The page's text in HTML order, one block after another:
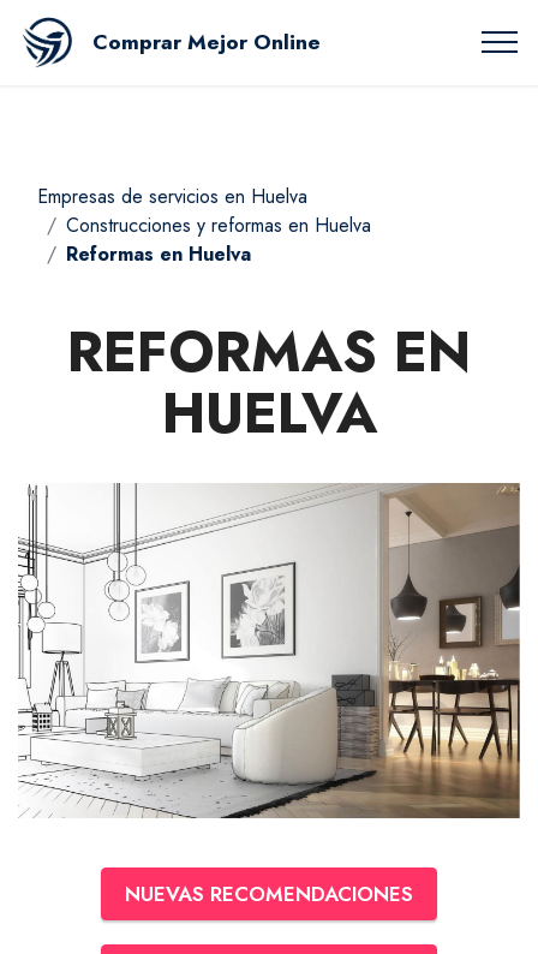
Comprar Mejor Online
Empresas de servicios en Huelva
Construcciones y reformas en Huelva
Reformas en Huelva
REFORMAS EN
HUELVA
NUEVAS RECOMENDACIONES